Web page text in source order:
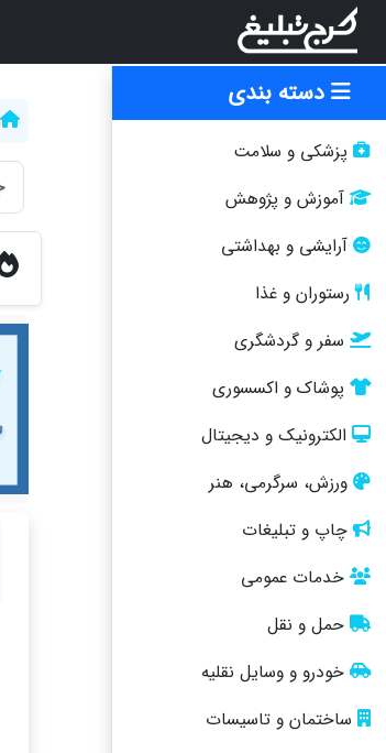
دسته بندی
پزشکی و سلامت
آموزش و پژوهش
آرایشی و بهداشتی
رستوران و غذا
سفر و گردشگری
پوشاک و اکسسوری
الکترونیک و دیجیتال
ورزش، سرگرمی، هنر
چاپ و تبلیغات
خدمات عمومی
حمل و نقل
خودرو و وسایل نقلیه
ساختمان و تاسیسات